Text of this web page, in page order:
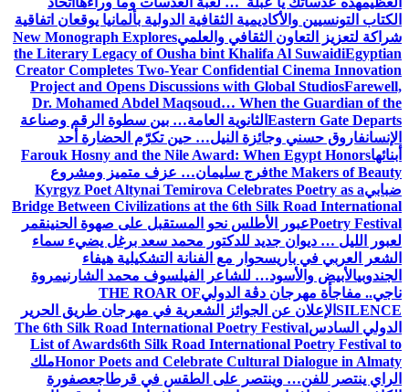
الكتاب التونسيين والأكاديمية الثقافية الدولية بألمانيا يوقعان اتفاقية
شراكة لتعزيز التعاون الثقافي والعلميNew Monograph Explores
the Literary Legacy of Ousha bint Khalifa Al SuwaidiEgyptian
Creator Completes Two-Year Confidential Cinema Innovation
Project and Opens Discussions with Global StudiosFarewell,
Dr. Mohamed Abdel Maqsoud… When the Guardian of the
Eastern Gate Departs الثانوية العامة… بين سطوة الرقم وصناعة
الإنسانفاروق حسني وجائزة النيل… حين تكرّم الحضارة أحد
أبنائهاFarouk Hosny and the Nile Award: When Egypt Honors
the Makers of Beautyفرج سليمان… عزف متميز ومشروع
ضبابيKyrgyz Poet Altynai Temirova Celebrates Poetry as a
Bridge Between Civilizations at the 6th Silk Road International
Poetry Festivalعبور الأطلس نحو المستقبل على صهوة الحنينقمر
لعبور الليل … ديوان جديد للدكتور محمد سعد برغل يضيء سماء
الشعر العربي في باريسحوار مع الفنانة التشكيلية هيفاء
الجندوبيالأبيض والأسود… للشاعر الفيلسوف محمد الشارنيمروة
ناجي.. مفاجأة مهرجان دڨة الدوليTHE ROAR OF
SILENCE الإعلان عن الجوائز الشعرية في مهرجان طريق الحرير
الدولي السادسThe 6th Silk Road International Poetry Festival
List of Awards6th Silk Road International Poetry Festival to
Honor Poets and Celebrate Cultural Dialogue in Almatyملك
الراي ينتصر للفن… وينتصر على الطقس في قرطاجعصفورة